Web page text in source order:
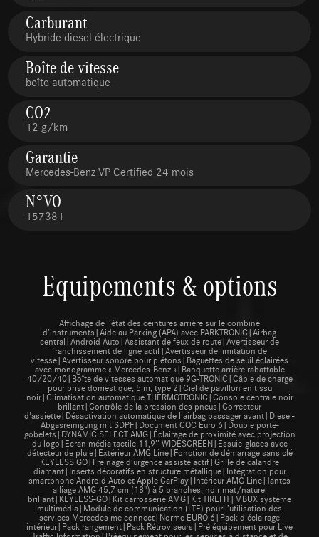
Carburant
Hybride diesel électrique
Boîte de vitesse
boîte automatique
CO2
12 g/km
Garantie
Mercedes-Benz VP Certified 24 mois
N°VO
157381
Equipements & options
Affichage de l’état des ceintures arrière sur le combiné
d’instruments|Aide au Parking (APA) avec PARKTRONIC|Airbag
central|Android Auto|Assistant de feux de route|Avertisseur de
franchissement de ligne actif|Avertisseur de limitation de
vitesse|Avertisseur sonore pour piétons|Baguettes de seuil éclairées
avec monogramme « Mercedes-Benz »|Banquette arrière rabattable
40/20/40|Boîte de vitesses automatique 9G-TRONIC|Câble de charge
pour prise domestique, 5 m, type 2|Ciel de pavillon en tissu
noir|Climatisation automatique THERMOTRONIC|Console centrale noir
brillant|Contrôle de la pression des pneus|Correcteur
d'assiette|Désactivation automatique de l'airbag passager avant|Diesel-
Abgasreinigung mit SDPF|Document COC Euro 6|Double porte-
gobelets|DYNAMIC SELECT AMG|Éclairage de proximité avec projection
du logo|Ecran média tactile 11,9'' WIDESCREEN|Essuie-glaces avec
détecteur de pluie|Extérieur AMG Line|Fonction de démarrage sans clé
KEYLESS GO|Freinage d’urgence assisté actif|Grille de calandre
diamant|Inserts décoratifs en structure métallique|Intégration pour
smartphone Android Auto et Apple CarPlay|Intérieur AMG Line|Jantes
alliage AMG 45,7 cm (18") à 5 branches, noir mat/naturel
brillant|KEYLESS-GO|Kit carrosserie AMG|Kit TIREFIT|MBUX système
multimédia|Module de communication (LTE) pour l’utilisation des
services Mercedes me connect|Norme EURO 6|Pack d'éclairage
intérieur|Pack rangement|Pack Rétroviseurs|Pré équipement pour Live